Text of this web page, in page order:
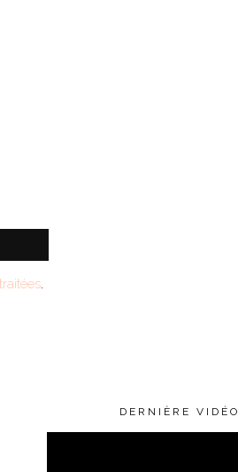
.
DERNIÈRE VIDÉO